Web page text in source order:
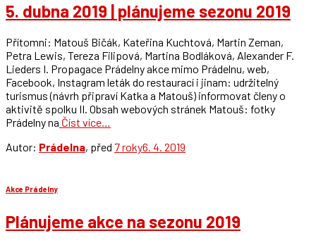
5. dubna 2019 | plánujeme sezonu 2019
Přítomni: Matouš Bičák, Kateřina Kuchtová, Martin Zeman,
Petra Lewis, Tereza Filipová, Martina Bodláková, Alexander F.
Lieders I. Propagace Prádelny akce mimo Prádelnu, web,
Facebook, Instagram leták do restaurací i jinam: udržitelný
turismus (návrh připraví Katka a Matouš) informovat členy o
aktivitě spolku II. Obsah webových stránek Matouš: fotky
Prádelny na Číst více…
Autor: Prádelna, před 7 roky6. 4. 2019
Akce Prádelny
Plánujeme akce na sezonu 2019